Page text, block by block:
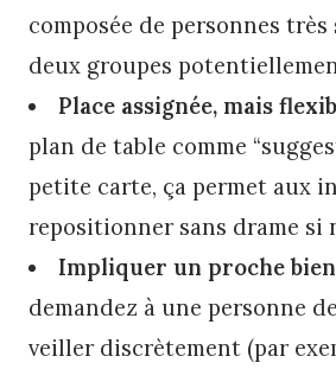
composée de personnes
deux groupes
Place assignée, mais
plan de table comme
petite carte, ça permet aux
repositionner sans drame si
Impliquer un proche
demandez à une personne
veiller discrètement (par